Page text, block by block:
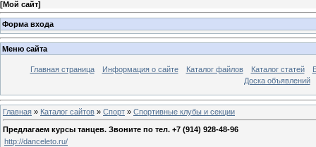
[Мой сайт]
Форма входа
Меню сайта
Главная страница Информация о сайте Каталог файлов Каталог статей
Доска объявлений
Главная » Каталог сайтов » Спорт » Спортивные клубы и секции
Предлагаем курсы танцев. Звоните по тел. +7 (914) 928-48-96
http://danceleto.ru/